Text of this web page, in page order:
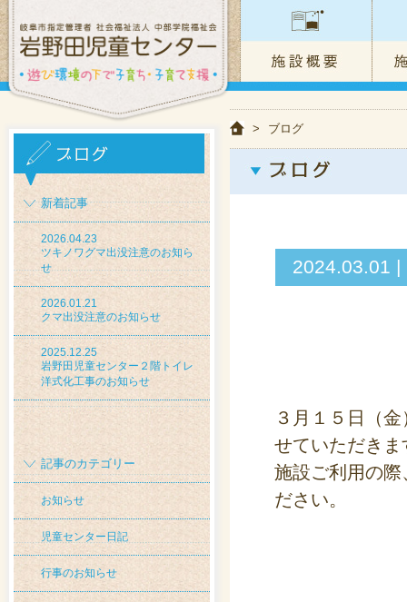
新着記事
2026.04.23
ツキノワグマ出没注意のお知ら
せ
2026.01.21
クマ出没注意のお知らせ
2025.12.25
岩野田児童センター２階トイレ
洋式化工事のお知らせ
記事のカテゴリー
お知らせ
児童センター日記
行事のお知らせ
> ブログ
2024.03.01
３月１５日（
せていただきま
施設ご利用の
ださい。